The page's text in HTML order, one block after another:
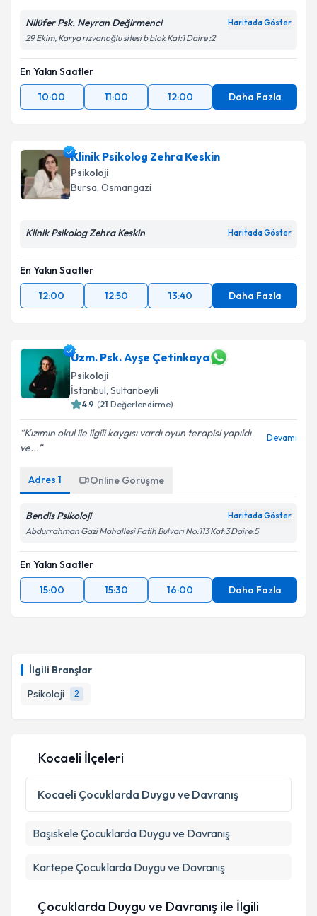
İlgili Branşlar
Psikoloji
2
Nilüfer Psk. Neyran Değirmenci Haritada Göster
29 Ekim, Karya rızvanoğlu sitesi b blok Kat:1 Daire :2
En Yakın Saatler
10:00
11:00 12:00 Daha Fazla
Klinik Psikolog Zehra Keskin
Psikoloji
Bursa, Osmangazi
Klinik Psikolog Zehra Keskin Haritada Göster
En Yakın Saatler
12:00
12:50 13:40 Daha Fazla
Uzm. Psk. Ayşe Çetinkaya
Psikoloji
İstanbul, Sultanbeyli
4.9 (21 Değerlendirme)
Kızımın okul ile ilgili kaygısı vardı oyun terapisi yapıldı
ve...
Devamı
Adres 1 Online Görüşme
Bendis Psikoloji Haritada Göster
Abdurrahman Gazi Mahallesi Fatih Bulvarı No:113 Kat:3 Daire:5
En Yakın Saatler
15:00
15:30 16:00 Daha Fazla
Kocaeli İlçeleri
Kocaeli Çocuklarda Duygu ve Davranış
Başiskele Çocuklarda Duygu ve Davranış
Kartepe Çocuklarda Duygu ve Davranış
Çocuklarda Duygu ve Davranış ile İlgili